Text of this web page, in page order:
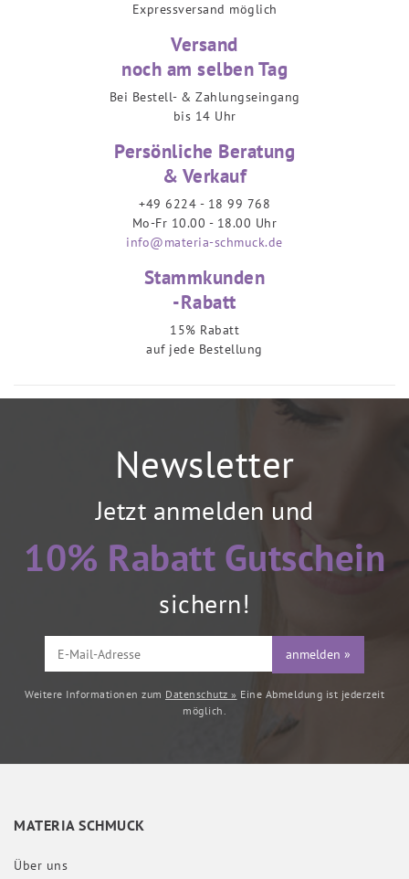
Expressversand möglich
Versand
noch am selben Tag
Bei Bestell- & Zahlungseingang
bis 14 Uhr
Persönliche Beratung
& Verkauf
+49 6224 - 18 99 768
Mo-Fr 10.00 - 18.00 Uhr
info@materia-schmuck.de
Stammkunden
-Rabatt
15% Rabatt
auf jede Bestellung
Newsletter
Jetzt anmelden und
10% Rabatt Gutschein
sichern!
anmelden »
Weitere Informationen zum Datenschutz » Eine Abmeldung ist jederzeit
möglich.
MATERIA SCHMUCK
Über uns